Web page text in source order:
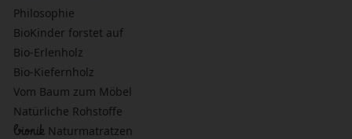
Philosophie
BioKinder forstet auf
Bio-Erlenholz
Bio-Kiefernholz
Vom Baum zum Möbel
Natürliche Rohstoffe
bionik Naturmatratzen